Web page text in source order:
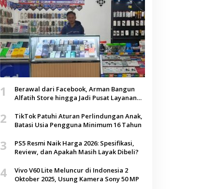
1
Berawal dari Facebook, Arman Bangun
Alfatih Store hingga Jadi Pusat Layanan
2
TikTok Patuhi Aturan Perlindungan Anak,
Batasi Usia Pengguna Minimum 16 Tahun
3
PS5 Resmi Naik Harga 2026: Spesifikasi,
Review, dan Apakah Masih Layak Dibeli?
4
Vivo V60 Lite Meluncur di Indonesia 2
Oktober 2025, Usung Kamera Sony 50 MP